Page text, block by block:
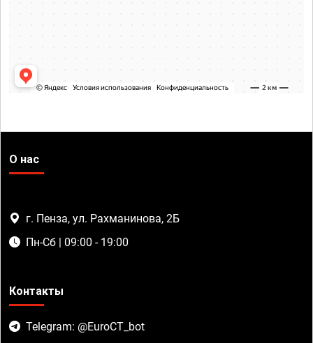
О нас
г. Пенза, ул. Рахманинова, 2Б
Пн-Сб | 09:00 - 19:00
Контакты
Telegram: @EuroCT_bot